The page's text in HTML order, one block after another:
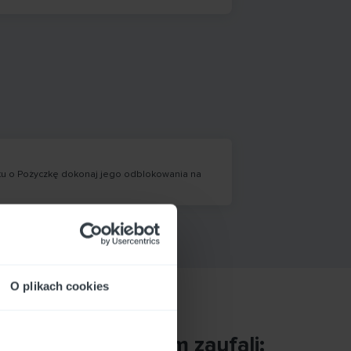
O plikach cookies
o Pożyczkę dokonaj jego odblokowania na
tych, którzy nam zaufali: